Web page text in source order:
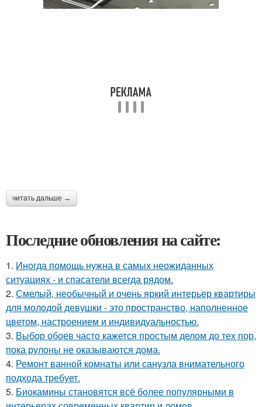
читать дальше →
Последние обновления на сайте:
1. Иногда помощь нужна в самых неожиданных
ситуациях - и спасатели всегда рядом.
2. Смелый, необычный и очень яркий интерьер квартиры
для молодой девушки - это пространство, наполненное
цветом, настроением и индивидуальностью.
3. Выбор обоев часто кажется простым делом до тех пор,
пока рулоны не оказываются дома.
4. Ремонт ванной комнаты или санузла внимательного
подхода требует.
5. Биокамины становятся всё более популярными в